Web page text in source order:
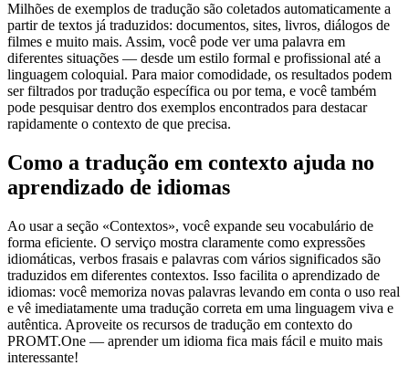
Milhões de exemplos de tradução são coletados automaticamente a
partir de textos já traduzidos: documentos, sites, livros, diálogos de
filmes e muito mais. Assim, você pode ver uma palavra em
diferentes situações — desde um estilo formal e profissional até a
linguagem coloquial. Para maior comodidade, os resultados podem
ser filtrados por tradução específica ou por tema, e você também
pode pesquisar dentro dos exemplos encontrados para destacar
rapidamente o contexto de que precisa.
Como a tradução em contexto ajuda no
aprendizado de idiomas
Ao usar a seção «Contextos», você expande seu vocabulário de
forma eficiente. O serviço mostra claramente como expressões
idiomáticas, verbos frasais e palavras com vários significados são
traduzidos em diferentes contextos. Isso facilita o aprendizado de
idiomas: você memoriza novas palavras levando em conta o uso real
e vê imediatamente uma tradução correta em uma linguagem viva e
autêntica. Aproveite os recursos de tradução em contexto do
PROMT.One — aprender um idioma fica mais fácil e muito mais
interessante!